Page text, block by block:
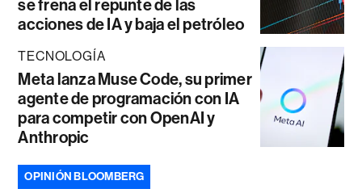
se frena el repunte de las
acciones de IA y baja el petróleo
TECNOLOGÍA
Meta lanza Muse Code, su primer
agente de programación con IA
para competir con OpenAI y
Anthropic
OPINIÓN BLOOMBERG